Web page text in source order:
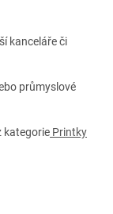
kanceláře či
průmyslové
kategorie Printky